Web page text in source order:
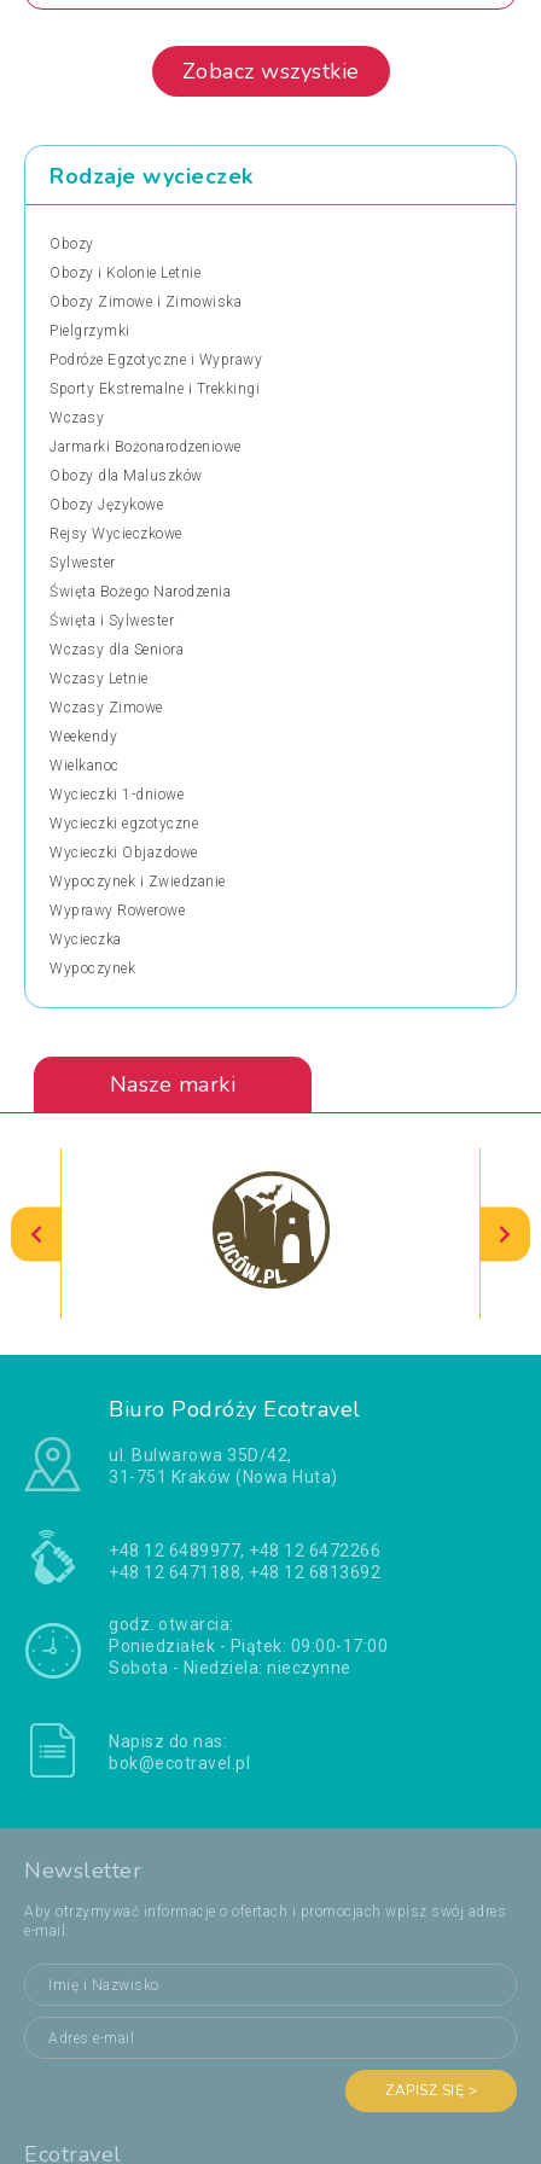
Zobacz wszystkie
Rodzaje wycieczek
Obozy
Obozy i Kolonie Letnie
Obozy Zimowe i Zimowiska
Pielgrzymki
Podróże Egzotyczne i Wyprawy
Sporty Ekstremalne i Trekkingi
Wczasy
Jarmarki Bożonarodzeniowe
Obozy dla Maluszków
Obozy Językowe
Rejsy Wycieczkowe
Sylwester
Święta Bożego Narodzenia
Święta i Sylwester
Wczasy dla Seniora
Wczasy Letnie
Wczasy Zimowe
Weekendy
Wielkanoc
Wycieczki 1-dniowe
Wycieczki egzotyczne
Wycieczki Objazdowe
Wypoczynek i Zwiedzanie
Wyprawy Rowerowe
Wycieczka
Wypoczynek
Nasze marki
Biuro Podróży Ecotravel
ul. Bulwarowa 35D/42,
31-751 Kraków (Nowa Huta)
+48 12 6489977, +48 12 6472266
+48 12 6471188, +48 12 6813692
godz. otwarcia:
Poniedziałek - Piątek: 09:00-17:00
Sobota - Niedziela: nieczynne
Napisz do nas:
bok@ecotravel.pl
Newsletter
Aby otrzymywać informacje o ofertach i promocjach wpisz swój adres
e-mail:
ZAPISZ SIĘ >
Ecotravel